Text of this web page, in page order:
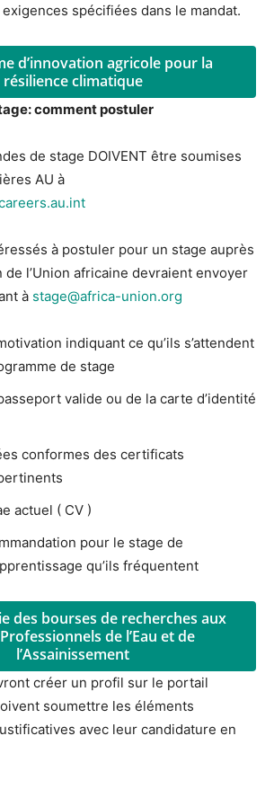
spécifiées dans le mandat.
d’innovation agricole pour la
résilience climatique
comment postuler
de stage DOIVENT être soumises
AU à
à postuler pour un stage auprès
de l’Union africaine devraient envoyer
à stage@africa-union.org
indiquant ce qu’ils s’attendent
de stage
valide ou de la carte d’identité
conformes des certificats
actuel ( CV )
pour le stage de
qu’ils fréquentent
des bourses de recherches aux
de l’Eau et de
l’Assainissement
créer un profil sur le portail
soumettre les éléments
avec leur candidature en